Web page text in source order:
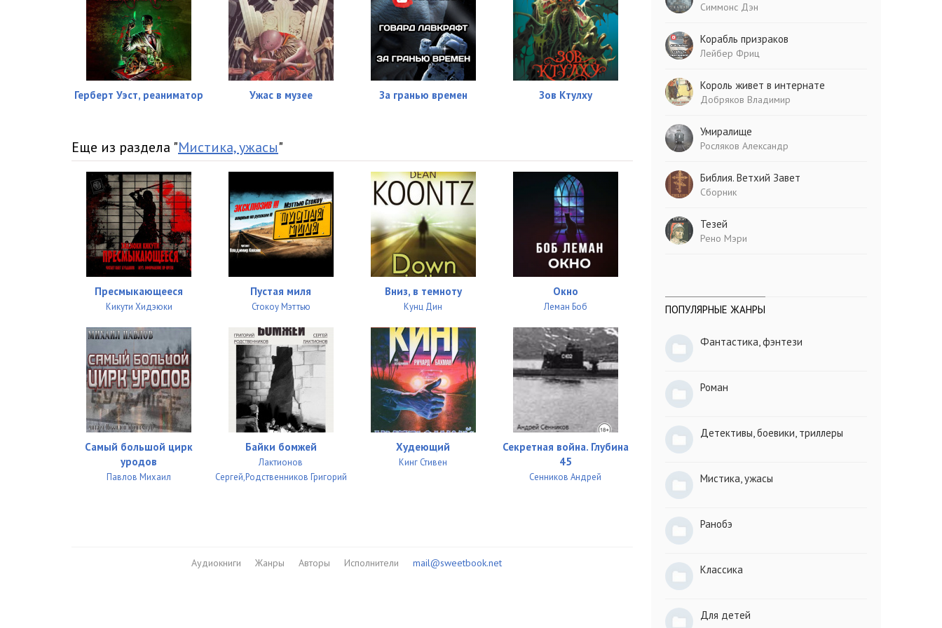
Герберт Уэст, реаниматор Ужас в музее За гранью времен Зов Ктулху
Еще из раздела "Мистика, ужасы"
Пресмыкающееся
Кикути Хидэюки
Пустая миля
Стокоу Мэттью
Вниз, в темноту
Кунц Дин
Окно
Леман Боб
Самый большой цирк
уродов
Павлов Михаил
Байки бомжей
Лактионов
Сергей,Родственников Григорий
Худеющий
Кинг Стивен
Секретная война. Глубина
45
Сенников Андрей
Аудиокниги Жанры Авторы Исполнители mail@sweetbook.net
Симмонс Дэн
Корабль призраков
Лейбер Фриц
Король живет в интернате
Добряков Владимир
Умиралище
Росляков Александр
Библия. Ветхий Завет
Сборник
Тезей
Рено Мэри
ПОПУЛЯРНЫЕ ЖАНРЫ
Фантастика, фэнтези
Роман
Детективы, боевики, триллеры
Мистика, ужасы
Ранобэ
Классика
Для детей